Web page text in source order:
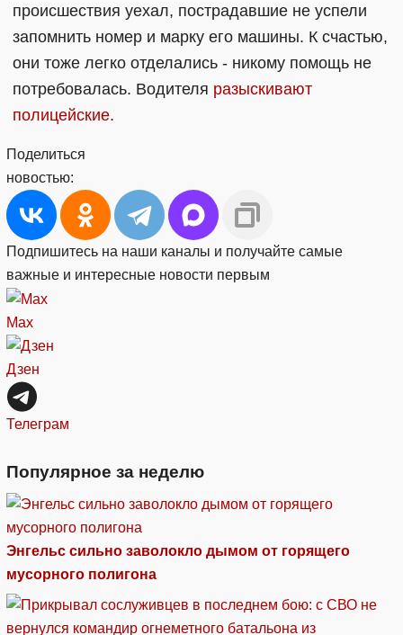
происшествия уехал, пострадавшие не успели
запомнить номер и марку его машины. К счастью,
они тоже легко отделались - никому помощь не
потребовалась. Водителя разыскивают
полицейские.
Поделиться
новостью:
Подпишитесь на наши каналы и получайте самые
важные и интересные новости первым
Max
Дзен
Телеграм
Популярное за неделю
Энгельс сильно заволокло дымом от горящего
мусорного полигона